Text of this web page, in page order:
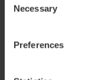
Selection
Necessary
Preferences